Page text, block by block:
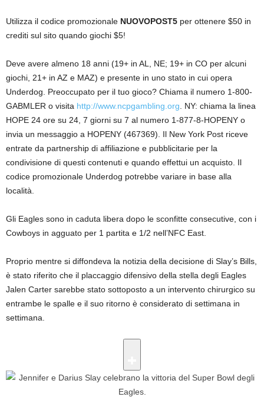
Utilizza il codice promozionale NUOVOPOST5 per ottenere $50 in
crediti sul sito quando giochi $5!
Deve avere almeno 18 anni (19+ in AL, NE; 19+ in CO per alcuni
giochi, 21+ in AZ e MAZ) e presente in uno stato in cui opera
Underdog. Preoccupato per il tuo gioco? Chiama il numero 1-800-
GABMLER o visita http://www.ncpgambling.org . NY: chiama la linea
HOPE 24 ore su 24, 7 giorni su 7 al numero 1-877-8-HOPENY o
invia un messaggio a HOPENY (467369). Il New York Post riceve
entrate da partnership di affiliazione e pubblicitarie per la
condivisione di questi contenuti e quando effettui un acquisto. Il
codice promozionale Underdog potrebbe variare in base alla
località.
Gli Eagles sono in caduta libera dopo le sconfitte consecutive, con i
Cowboys in agguato per 1 partita e 1/2 nell’NFC East.
Proprio mentre si diffondeva la notizia della decisione di Slay’s Bills,
è stato riferito che il placcaggio difensivo della stella degli Eagles
Jalen Carter sarebbe stato sottoposto a un intervento chirurgico su
entrambe le spalle e il suo ritorno è considerato di settimana in
settimana.